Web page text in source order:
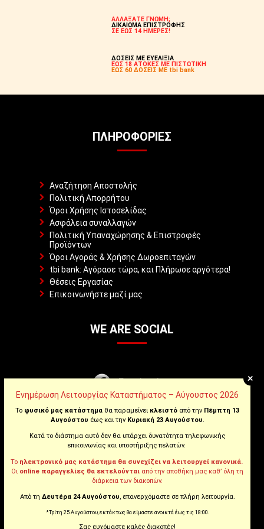
ΑΛΛΑΞΑΤΕ ΓΝΩΜΗ;
ΔΙΚΑΙΩΜΑ ΕΠΙΣΤΡΟΦΗΣ
ΣΕ ΕΩΣ 14 ΗΜΕΡΕΣ!
ΔΟΣΕΙΣ ΜΕ ΕΥΕΛΙΞΙΑ
ΕΩΣ 18 ΑΤΟΚΕΣ ΜΕ ΠΙΣΤΩΤΙΚΗ
ΕΩΣ 60 ΔΟΣΕΙΣ ΜΕ tbi bank
ΠΛΗΡΟΦΟΡΊΕΣ
Αναζήτηση Αποστολής
Πολιτική Απορρήτου
Όροι Χρήσης Ιστοσελίδας
Ασφάλεια συναλλαγών
Πολιτική Υπαναχώρησης & Επιστροφές
Προϊόντων
Όροι Αγοράς & Χρήσης Δωροεπιταγών
tbi bank: Αγόρασε τώρα, και Πλήρωσε αργότερα!
Θέσεις Εργασίας
Επικοινωνήστε μαζί μας
WE ARE SOCIAL
Facebook
Instagram
Youtube
Tiktok
NEWSLETTER!
+
Ενημέρωση Λειτουργίας Καταστήματος – Αύγουστος 2026
Το φυσικό μας κατάστημα θα παραμείνει κλειστό από την Πέμπτη 13
Αυγούστου έως και τηνΚυριακή 23 Αυγούστου.
Κατά το διάστημα αυτό δεν θα υπάρχει δυνατότητα τηλεφωνικής
επικοινωνίας και υποστήριξης πελατών.
Το ηλεκτρονικό μας κατάστημα θα συνεχίζει να λειτουργεί κανονικά.
Οι online παραγγελίες θα εκτελούνται από την αποθήκη μας καθ’ όλη τη
διάρκεια των διακοπών.
Από τη Δευτέρα 24 Αυγούστου, επανερχόμαστε σε πλήρη λειτουργία.
*Τρίτη 25 Αυγούστου, εκτάκτως θα είμαστε ανοικτά έως τις 18:00.
Σας ευχόμαστε καλές διακοπές!